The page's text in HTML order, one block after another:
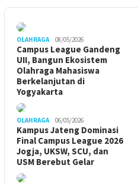
OLAHRAGA 08/05/2026
Campus League Gandeng
UII, Bangun Ekosistem
Olahraga Mahasiswa
Berkelanjutan di
Yogyakarta
OLAHRAGA 06/05/2026
Kampus Jateng Dominasi
Final Campus League 2026
Jogja, UKSW, SCU, dan
USM Berebut Gelar